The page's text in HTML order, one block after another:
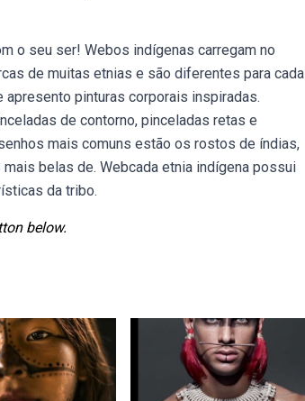
o seu ser! Webos indígenas carregam no
de muitas etnias e são diferentes para cada
pinturas corporais inspiradas.
de contorno, pinceladas retas e
mais comuns estão os rostos de índias,
belas de. Webcada etnia indígena possui
da tribo.
below.